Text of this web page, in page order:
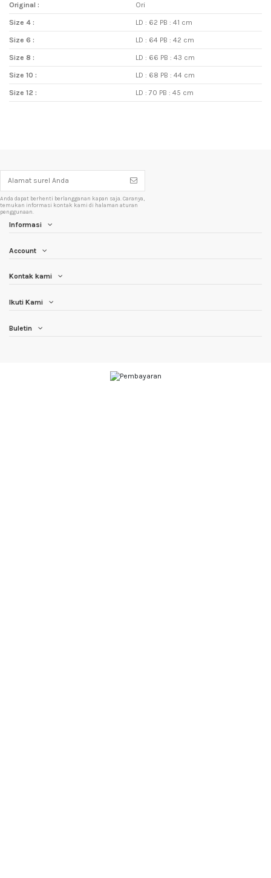
Original : Ori
Size 4 : LD : 62 PB : 41 cm
Size 6 : LD : 64 PB : 42 cm
Size 8 : LD : 66 PB : 43 cm
Size 10 : LD : 68 PB : 44 cm
Size 12 : LD : 70 PB : 45 cm
Anda dapat berhenti berlangganan kapan saja. Caranya,
temukan informasi kontak kami di halaman aturan
penggunaan.
Informasi
Account
Kontak kami
Ikuti Kami
Buletin